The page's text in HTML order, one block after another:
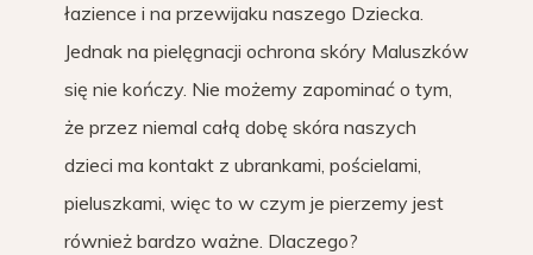
łazience i na przewijaku naszego Dziecka.
Jednak na pielęgnacji ochrona skóry Maluszków
się nie kończy. Nie możemy zapominać o tym,
że przez niemal całą dobę skóra naszych
dzieci ma kontakt z ubrankami, pościelami,
pieluszkami, więc to w czym je pierzemy jest
również bardzo ważne. Dlaczego?